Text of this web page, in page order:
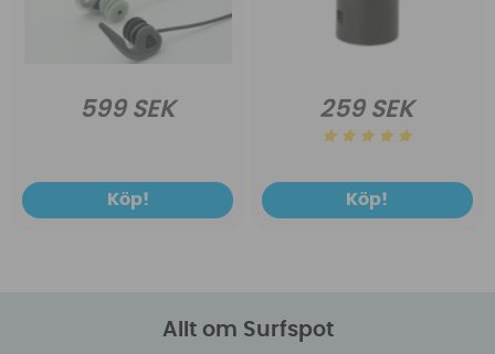
599 SEK
Köp!
259 SEK
Köp!
Allt om Surfspot